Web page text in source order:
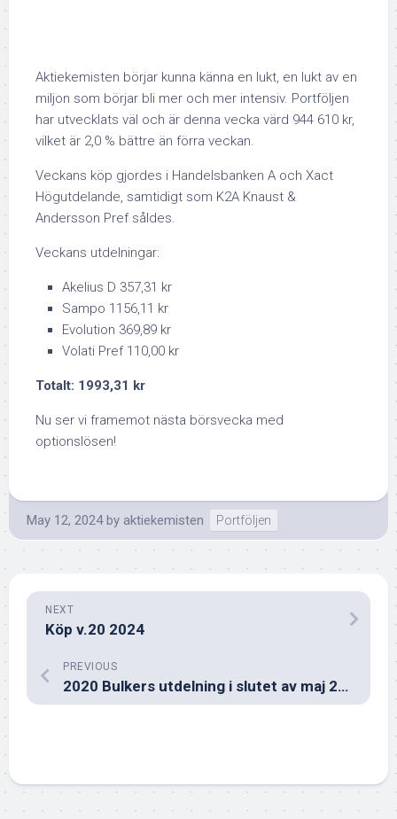
Aktiekemisten börjar kunna känna en lukt, en lukt av en
miljon som börjar bli mer och mer intensiv. Portföljen
har utvecklats väl och är denna vecka värd 944 610 kr,
vilket är 2,0 % bättre än förra veckan.
Veckans köp gjordes i Handelsbanken A och Xact
Högutdelande, samtidigt som K2A Knaust &
Andersson Pref såldes.
Veckans utdelningar:
Akelius D 357,31 kr
Sampo 1156,11 kr
Evolution 369,89 kr
Volati Pref 110,00 kr
Totalt: 1993,31 kr
Nu ser vi framemot nästa börsvecka med
optionslösen!
May 12, 2024 by aktiekemisten Portföljen
NEXT
Köp v.20 2024
PREVIOUS
2020 Bulkers utdelning i slutet av maj 2024